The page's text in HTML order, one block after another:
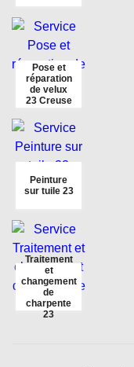
Pose et
réparation
de velux
23 Creuse
Peinture
sur tuile 23
Traitement
et
changement
de
charpente
23